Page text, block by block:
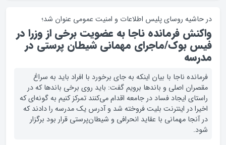
در حاشيه روساي پليس اطلاعات و امنيت عمومي عنوان شد؛
واکنش فرمانده ناجا به عضويت برخي از وزرا در
فيس بوک/ماجراي مهماني شيطان پرستي در
مدرسه
فرمانده ناجا با بیان اینکه به جای برخورد با افراد باید به سراغ
مقصران اصلی و باندها برویم گفت: باید روی برخی باندها که در
راستای ایجاد فساد در جامعه اقدام می‌کنند تمرکز کنیم به گونه‌ای که
اخیرا در اینترنت بلیت فروخته شد و آدرس یک مدرسه را دادند که
در آنجا مهمانی با عقاید انحرافی و شیطان‌پرستی قرار بود برگزار
شود.